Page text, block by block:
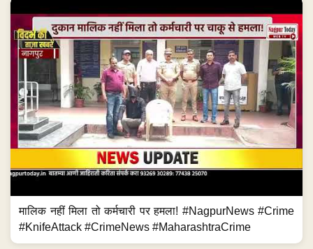
मालिक नहीं मिला तो कर्मचारी पर हमला! #NagpurNews #Crime
#KnifeAttack #CrimeNews #MaharashtraCrime